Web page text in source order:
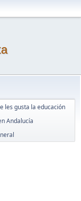
les gusta la educación
Andalucía